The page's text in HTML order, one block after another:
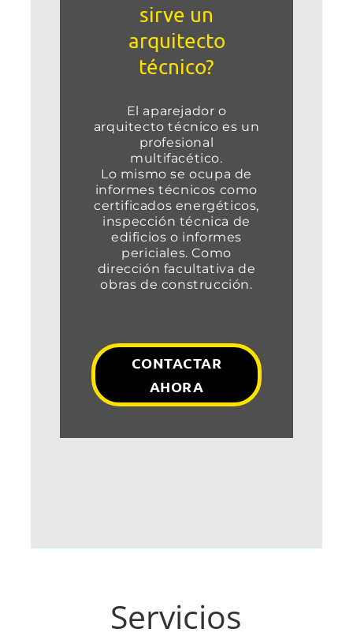
sirve un
arquitecto
técnico?
El aparejador o
arquitecto técnico es un
profesional
multifacético.
Lo mismo se ocupa de
informes técnicos como
certificados energéticos,
inspección técnica de
edificios o informes
periciales. Como
dirección facultativa de
obras de construcción.
CONTACTAR
AHORA
Servicios